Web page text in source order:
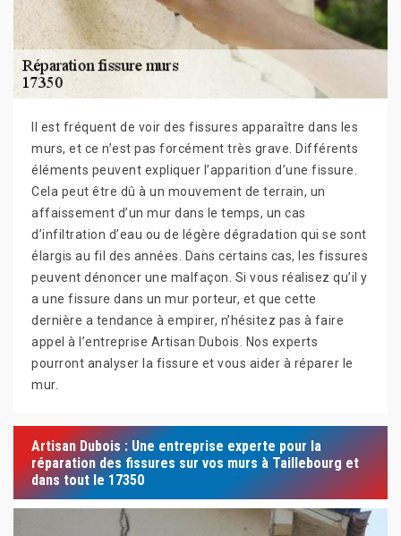
Il est fréquent de voir des fissures apparaître dans les
murs, et ce n’est pas forcément très grave. Différents
éléments peuvent expliquer l’apparition d’une fissure.
Cela peut être dû à un mouvement de terrain, un
affaissement d’un mur dans le temps, un cas
d’infiltration d’eau ou de légère dégradation qui se sont
élargis au fil des années. Dans certains cas, les fissures
peuvent dénoncer une malfaçon. Si vous réalisez qu’il y
a une fissure dans un mur porteur, et que cette
dernière a tendance à empirer, n’hésitez pas à faire
appel à l’entreprise Artisan Dubois. Nos experts
pourront analyser la fissure et vous aider à réparer le
mur.
Artisan Dubois : Une entreprise experte pour la
réparation des fissures sur vos murs à Taillebourg et
dans tout le 17350